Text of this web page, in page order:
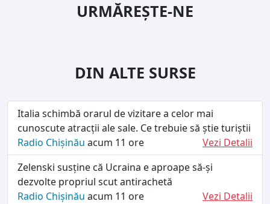
URMĂREȘTE-NE
DIN ALTE SURSE
Italia schimbă orarul de vizitare a celor mai
cunoscute atracții ale sale. Ce trebuie să știe turiștii
Radio Chișinău acum 11 ore
Vezi Detalii
Zelenski susține că Ucraina e aproape să-și
dezvolte propriul scut antirachetă
Radio Chișinău acum 11 ore
Vezi Detalii